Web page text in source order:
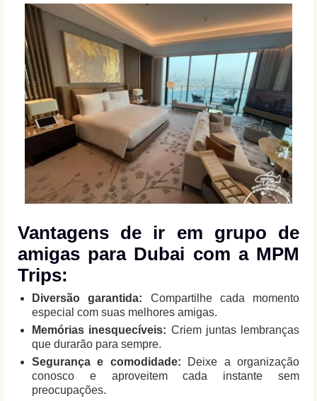
Vantagens de ir em grupo de
amigas para Dubai com a MPM
Trips:
Diversão garantida: Compartilhe cada momento
especial com suas melhores amigas.
Memórias inesquecíveis: Criem juntas lembranças
que durarão para sempre.
Segurança e comodidade: Deixe a organização
conosco e aproveitem cada instante sem
preocupações.